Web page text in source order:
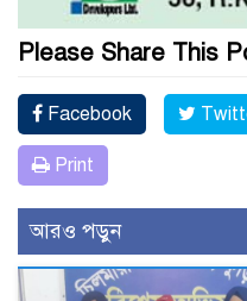
Please Share This
Facebook
Print
আরও পড়ুন